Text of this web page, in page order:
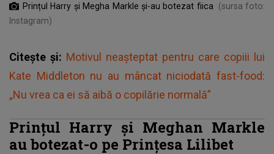
Prințul Harry și Megha Markle și-au botezat fiica
(sursa foto:
Instagram)
Citește și: Motivul neașteptat pentru care copiii lui
Kate Middleton nu au mâncat niciodată fast-food:
„Nu vrea ca ei să aibă o copilărie normală”
Prințul Harry și Meghan Markle
au botezat-o pe Prințesa Lilibet